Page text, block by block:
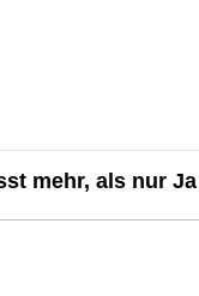
mehr, als nur